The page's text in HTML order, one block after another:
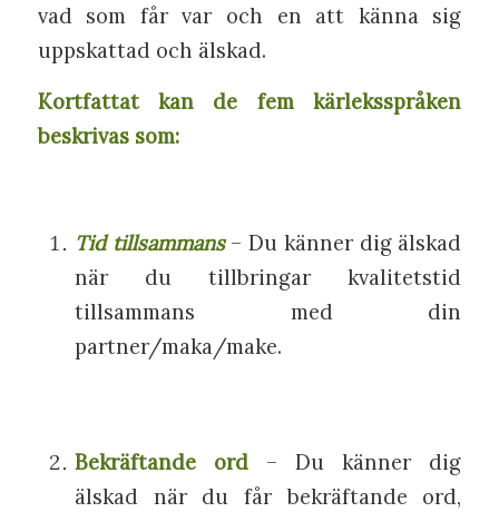
vad som får var och en att känna sig
uppskattad och älskad.
Kortfattat kan de fem kärleksspråken
beskrivas som:
Tid tillsammans– Du känner dig älskad
när du tillbringar kvalitetstid
tillsammans med din
partner/maka/make.
Bekräftande ord – Du känner dig
älskad när du får bekräftande ord,